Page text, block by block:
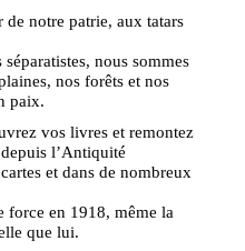
notre patrie, aux tatars
nous sommes
nos forêts et nos
paix.
vos livres et remontez
l’Antiquité
et dans de nombreux
force en 1918, même la
que lui.